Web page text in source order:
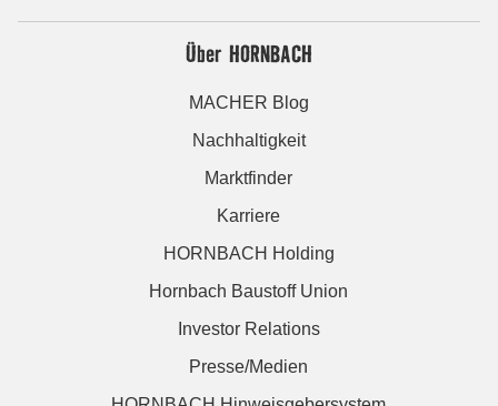
Über HORNBACH
MACHER Blog
Nachhaltigkeit
Marktfinder
Karriere
HORNBACH Holding
Hornbach Baustoff Union
Investor Relations
Presse/Medien